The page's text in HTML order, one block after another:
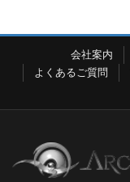
会社案内
よくあるご質問